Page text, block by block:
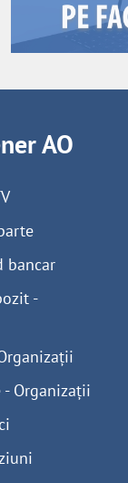
AO
bancar
-
- Organizații